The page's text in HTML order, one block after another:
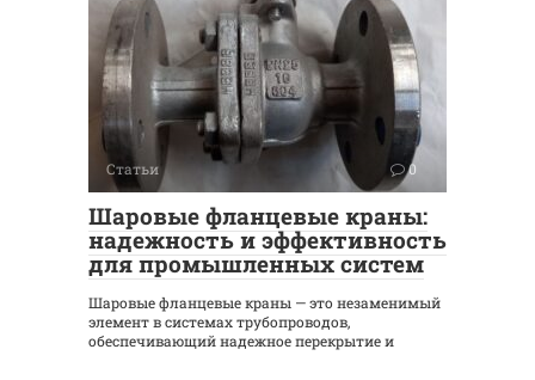
Статьи 0
Шаровые фланцевые краны:
надежность и эффективность
для промышленных систем
Шаровые фланцевые краны — это незаменимый
элемент в системах трубопроводов,
обеспечивающий надежное перекрытие и